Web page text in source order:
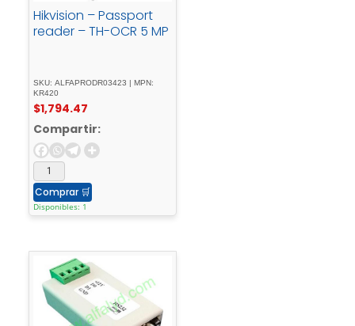
Hikvision – Passport
reader – TH-OCR 5 MP
SKU: ALFAPRODR03423 | MPN:
KR420
$1,794.47
Compartir:
Comprar 🛒
Disponibles: 1